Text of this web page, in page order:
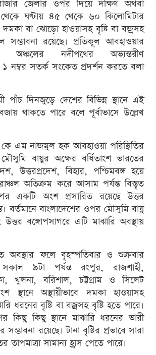
জেলার ওপর দিয়ে দক্ষিণ অথবা
থেকে ঘণ্টায় ৪৫ থেকে ৬০ কিলোমিটার
দমকা বা ঝোড়ো হাওয়াসহ বৃষ্টি বা বজ্রসহ
সম্ভাবনা রয়েছে। প্রতিকূল আবহাওয়ার
নদীপথের অভ্যন্তরীণ
নম্বর সতর্ক সংকেত প্রদর্শন করতে বলা
পাঁচ দিনজুড়ে দেশের বিভিন্ন স্থানে এই
বজায় থাকতে পারে বলে পূর্বাভাসে উল্লেখ
এম নাজমুল হক আবহাওয়া পরিস্থিতির
মৌসুমি বায়ুর অক্ষের বর্ধিতাংশ ভারতের
উত্তরপ্রদেশ, বিহার, পশ্চিমবঙ্গ হয়ে
অতিক্রম করে আসাম পর্যন্ত বিস্তৃত
একটি অংশ প্রসারিত রয়েছে উত্তর
বর্তমানে বাংলাদেশের ওপর মৌসুমি বায়ু
বঙ্গোপসাগরে এটি মাঝারি অবস্থায়
অবস্থার ফলে বৃহস্পতিবার ও শুক্রবার
৯টা পর্যন্ত রংপুর, রাজশাহী,
খুলনা, বরিশাল, চট্টগ্রাম ও সিলেট
স্থানে অস্থায়ীভাবে দমকা হাওয়াসহ
ধরনের বৃষ্টি বা বজ্রসহ বৃষ্টি হতে পারে।
কিছু কিছু স্থানে মাঝারি ধরনের ভারী
সম্ভাবনা রয়েছে। টানা বৃষ্টির প্রভাবে সারা
তাপমাত্রা সামান্য হ্রাস পেতে পারে।